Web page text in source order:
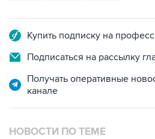
Купить подписку на
Подписаться на рассылку
Получать оперативные
канале
НОВОСТИ ПО ТЕМЕ